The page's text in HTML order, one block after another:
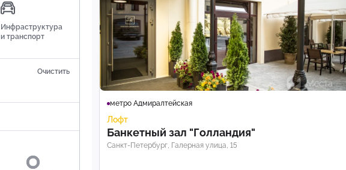
Инфраструктура
и транспорт
Очистить
метро Адмиралтейская
Лофт
Банкетный зал "Голландия"
Санкт-Петербург, Галерная улица, 15